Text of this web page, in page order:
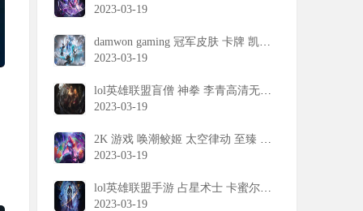
2023-03-19
damwon gaming 冠军皮肤 卡牌 凯南 蕾欧娜 奈德丽 烬LOL英雄联盟壁纸
2023-03-19
lol英雄联盟盲僧 神拳 李青高清无水印壁纸
2023-03-19
2K 游戏 唤潮鲛姬 太空律动 至臻 娜美 LOL 英雄联盟 桌面 壁纸
2023-03-19
lol英雄联盟手游 占星术士 卡蜜尔壁纸
2023-03-19